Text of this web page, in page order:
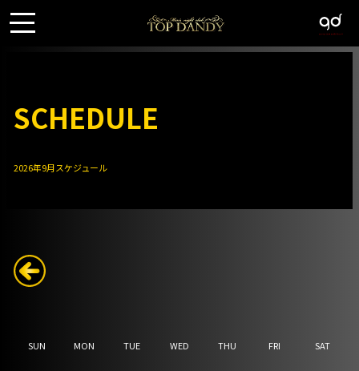
SCHEDULE
2026年9月スケジュール
SUN MON TUE WED THU FRI SAT